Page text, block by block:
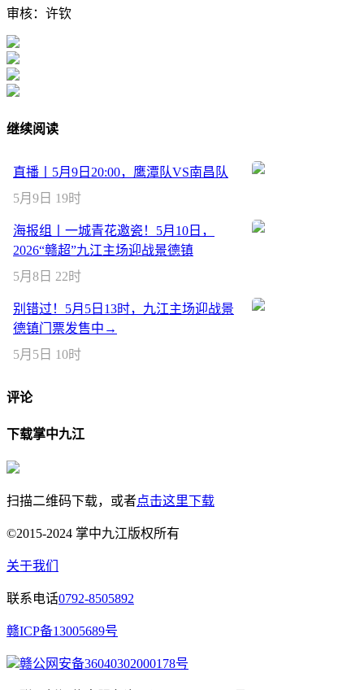
审核：许钦
继续阅读
直播丨5月9日20:00，鹰潭队VS南昌队
5月9日 19时
海报组丨一城青花邀瓷！5月10日，
2026“赣超”九江主场迎战景德镇
5月8日 22时
别错过！5月5日13时，九江主场迎战景
德镇门票发售中→
5月5日 10时
评论
下载掌中九江
扫描二维码下载，或者点击这里下载
©2015-2024 掌中九江版权所有
关于我们
联系电话0792-8505892
赣ICP备13005689号
赣公网安备36040302000178号